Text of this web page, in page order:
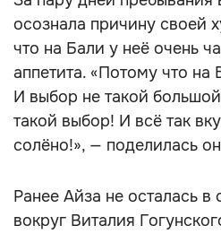
осознала причину своей
что на Бали у неё очень
аппетита. «Потому что на
И выбор не такой
такой выбор! И всё так
солёно!», — поделилась
Ранее Айза не осталась в
вокруг Виталия